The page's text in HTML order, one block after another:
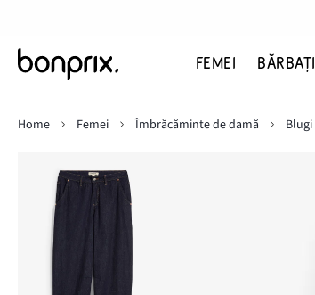
FEMEI BĂRBAŢI
Home
Femei Îmbrăcăminte de damă Blugi